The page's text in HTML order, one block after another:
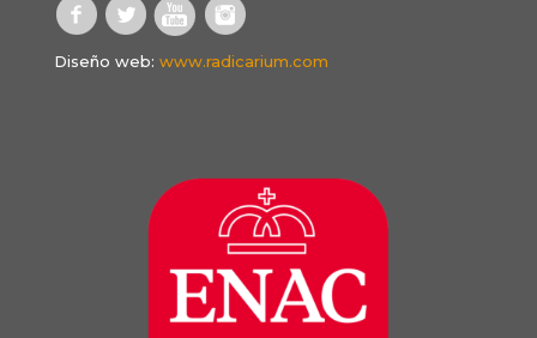
Diseño web: www.radicarium.com